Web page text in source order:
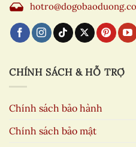
CHÍNH SÁCH & HỖ TRỢ
Chính sách bảo hành
Chính sách bảo mật